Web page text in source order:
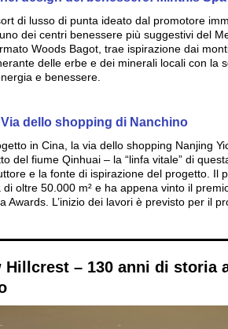
di lusso di punta ideato dal promotore
dei centri benessere più suggestivi del
Woods Bagot, trae ispirazione dai
delle erbe e dei minerali locali con la
e benessere.
dello shopping di Nanchino
in Cina, la via dello shopping Nanjing
del fiume Qinhuai – la “linfa vitale” di
e la fonte di ispirazione del progetto. Il
oltre 50.000 m² e ha appena vinto il
Awards. L’inizio dei lavori è previsto per il
Hillcrest – 130 anni di storia